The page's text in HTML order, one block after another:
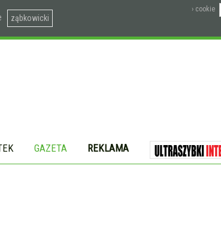
ząbkowicki
› cookie
GAZETA REKLAMA